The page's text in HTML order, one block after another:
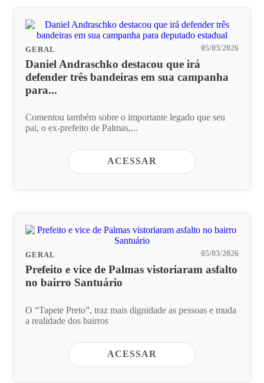
GERAL 05/03/2026
Daniel Andraschko destacou que irá
defender três bandeiras em sua campanha
para...
Comentou também sobre o importante legado que seu
pai, o ex-prefeito de Palmas,...
ACESSAR
GERAL 05/03/2026
Prefeito e vice de Palmas vistoriaram asfalto
no bairro Santuário
O “Tapete Preto”, traz mais dignidade as pessoas e muda
a realidade dos bairros
ACESSAR